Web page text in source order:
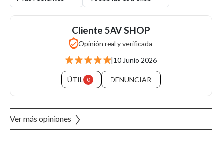
Cliente 5AV SHOP
Opinión real y verificada
|10 Junio 2026
ÚTIL 0 DENUNCIAR
Ver más opiniones